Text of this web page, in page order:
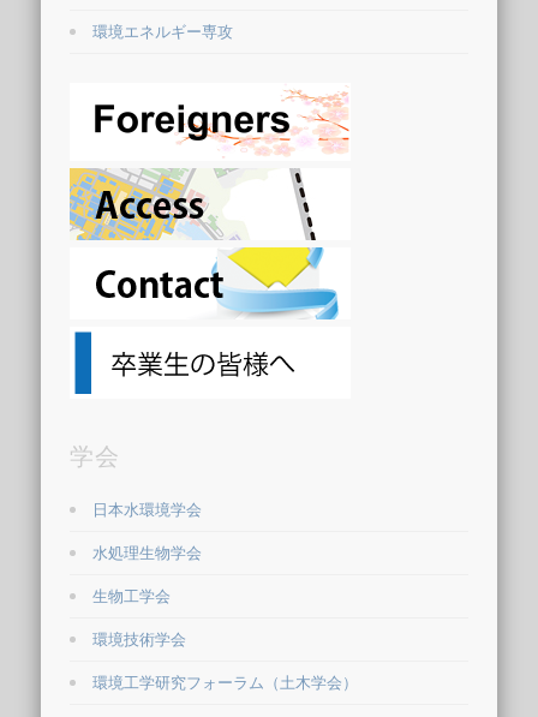
環境エネルギー専攻
学会
日本水環境学会
水処理生物学会
生物工学会
環境技術学会
環境工学研究フォーラム（土木学会）